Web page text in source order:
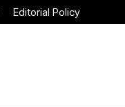
Editorial Policy